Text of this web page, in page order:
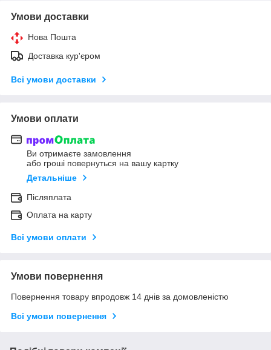
Умови доставки
Нова Пошта
Доставка кур'єром
Всі умови доставки
Умови оплати
Ви отримаєте замовлення
або гроші повернуться на вашу картку
Детальніше
Післяплата
Оплата на карту
Всі умови оплати
Умови повернення
Повернення товару впродовж 14 днів за домовленістю
Всі умови повернення